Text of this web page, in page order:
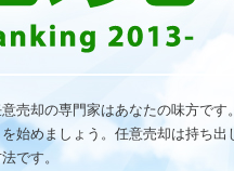
売却の専門家はあなたの味方で
始めましょう。任意売却は持ち
です。